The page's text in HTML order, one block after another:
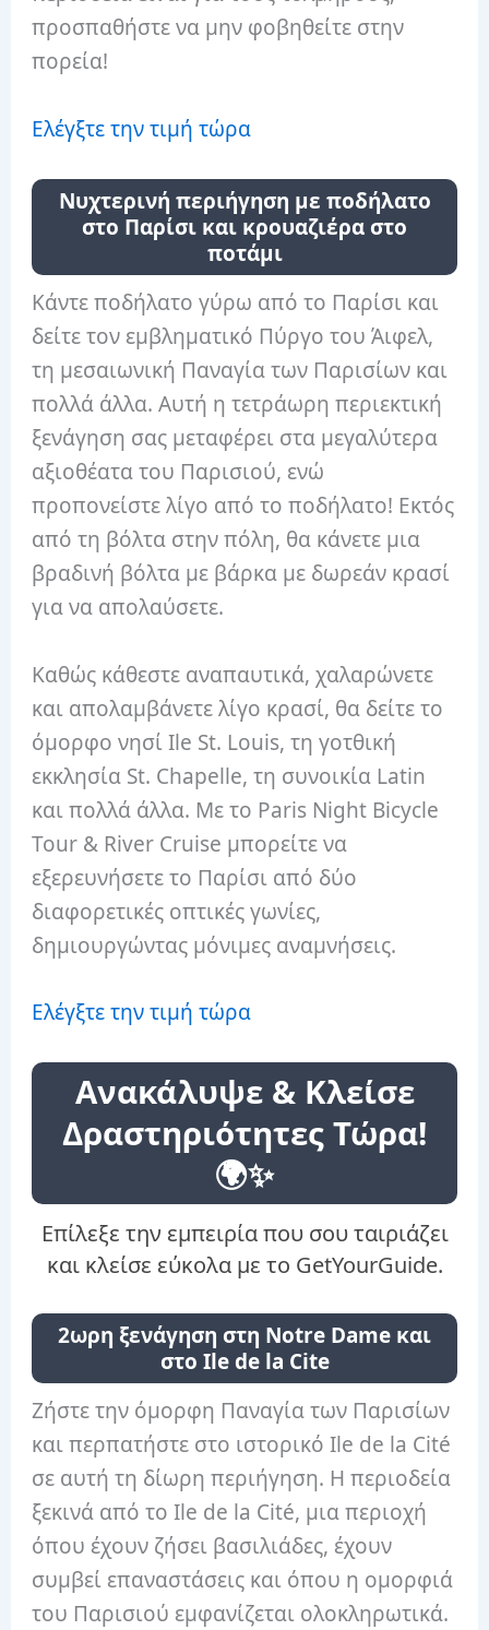
προσπαθήστε να μην φοβηθείτε στην
πορεία!
Ελέγξτε την τιμή τώρα
Νυχτερινή περιήγηση με ποδήλατο
στο Παρίσι και κρουαζιέρα στο
ποτάμι
Κάντε ποδήλατο γύρω από το Παρίσι και
δείτε τον εμβληματικό Πύργο του Άιφελ,
τη μεσαιωνική Παναγία των Παρισίων και
πολλά άλλα. Αυτή η τετράωρη περιεκτική
ξενάγηση σας μεταφέρει στα μεγαλύτερα
αξιοθέατα του Παρισιού, ενώ
προπονείστε λίγο από το ποδήλατο! Εκτός
από τη βόλτα στην πόλη, θα κάνετε μια
βραδινή βόλτα με βάρκα με δωρεάν κρασί
για να απολαύσετε.
Καθώς κάθεστε αναπαυτικά, χαλαρώνετε
και απολαμβάνετε λίγο κρασί, θα δείτε το
όμορφο νησί Ile St. Louis, τη γοτθική
εκκλησία St. Chapelle, τη συνοικία Latin
και πολλά άλλα. Με το Paris Night Bicycle
Tour & River Cruise μπορείτε να
εξερευνήσετε το Παρίσι από δύο
διαφορετικές οπτικές γωνίες,
δημιουργώντας μόνιμες αναμνήσεις.
Ελέγξτε την τιμή τώρα
Ανακάλυψε & Κλείσε
Δραστηριότητες Τώρα!
🌍✨
Επίλεξε την εμπειρία που σου ταιριάζει
και κλείσε εύκολα με το GetYourGuide.
2ωρη ξενάγηση στη Notre Dame και
στο Ile de la Cite
Ζήστε την όμορφη Παναγία των Παρισίων
και περπατήστε στο ιστορικό Ile de la Cité
σε αυτή τη δίωρη περιήγηση. Η περιοδεία
ξεκινά από το Ile de la Cité, μια περιοχή
όπου έχουν ζήσει βασιλιάδες, έχουν
συμβεί επαναστάσεις και όπου η ομορφιά
του Παρισιού εμφανίζεται ολοκληρωτικά.